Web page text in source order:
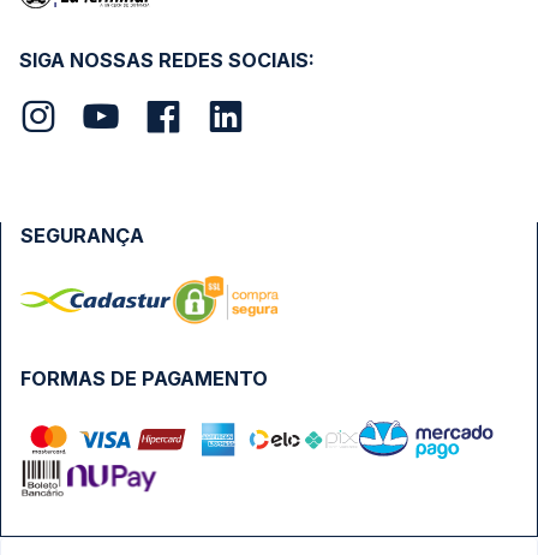
SIGA NOSSAS REDES SOCIAIS:
FORMAS DE PAGAMENTO
SEGURANÇA